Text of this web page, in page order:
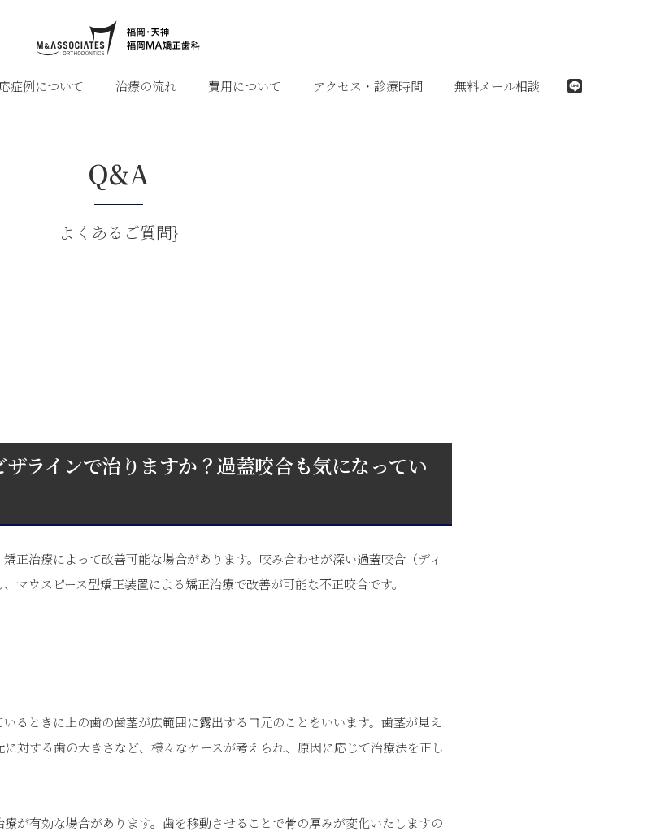
症例について 治療の流れ 費用について アクセス・診療時間 無料メール相談
Q&A
よくあるご質問}
ラインで治りますか？過蓋咬合も気になってい
正治療によって改善可能な場合があります。咬み合わせが深い過蓋咬合（ディ
マウスピース型矯正装置による矯正治療で改善が可能な不正咬合です。
るときに上の歯の歯茎が広範囲に露出する口元のことをいいます。歯茎が見え
対する歯の大きさなど、様々なケースが考えられ、原因に応じて治療法を正し
が有効な場合があります。歯を移動させることで骨の厚みが変化いたしますの